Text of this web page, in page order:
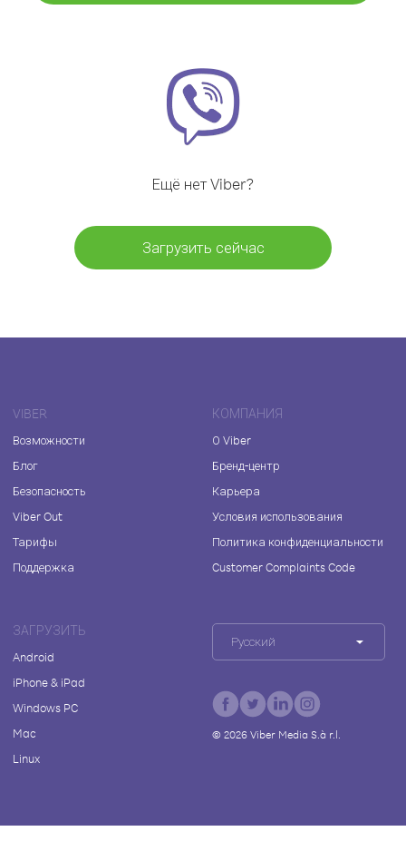
Ещё нет Viber?
Загрузить сейчас
VIBER
Возможности
Блог
Безопасность
Viber Out
Тарифы
Поддержка
КОМПАНИЯ
О Viber
Бренд-центр
Карьера
Условия использования
Политика конфиденциальности
Customer Complaints Code
ЗАГРУЗИТЬ
Android
iPhone & iPad
Windows PC
Mac
Linux
Русский
© 2026Viber Media S.à r.l.